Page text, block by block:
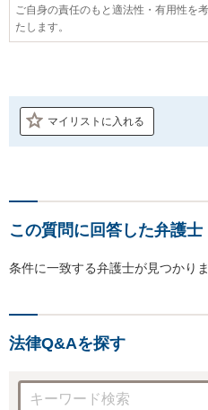
ご自身の責任のもと適法性・有用性を
たします。
マイリストに入れる
この質問に回答した弁護士
条件に一致する弁護士が見つかり
法律Q&Aを探す